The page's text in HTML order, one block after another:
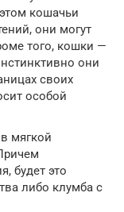
кошачьи
они могут
того, кошки —
они
своих
особой
мягкой
будет это
либо клумба с